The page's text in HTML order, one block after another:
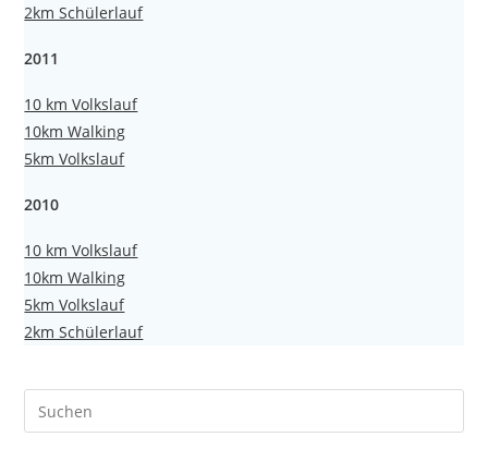
2km Schülerlauf
2011
10 km Volkslauf
10km Walking
5km Volkslauf
2010
10 km Volkslauf
10km Walking
5km Volkslauf
2km Schülerlauf